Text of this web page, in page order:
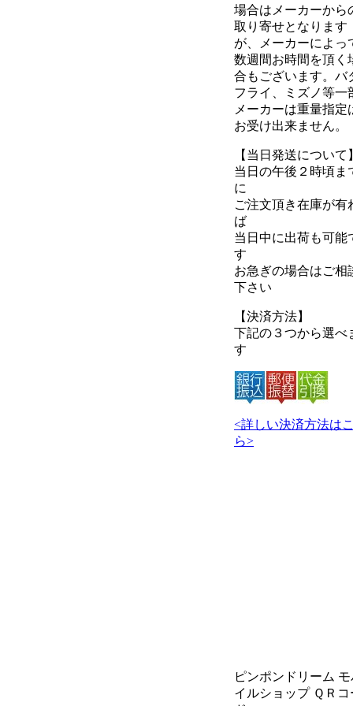
場合はメーカーから
取り寄せとなります
が、メーカーによっ
数週間お時間を頂く
合もございます。バ
フライ、ミズノ等一
メーカーは重量指定
お受け出来ません。
【当日発送について】
当日の午後２時頃ま
に
ご注文頂き在庫が有
ば
当日中に出荷も可能
す
お急ぎの場合はご相
下さい
【決済方法】
下記の３つから選べ
す
<詳しい決済方法は
ら>
ピンポンドリーム
イルショップ ＱＲコ